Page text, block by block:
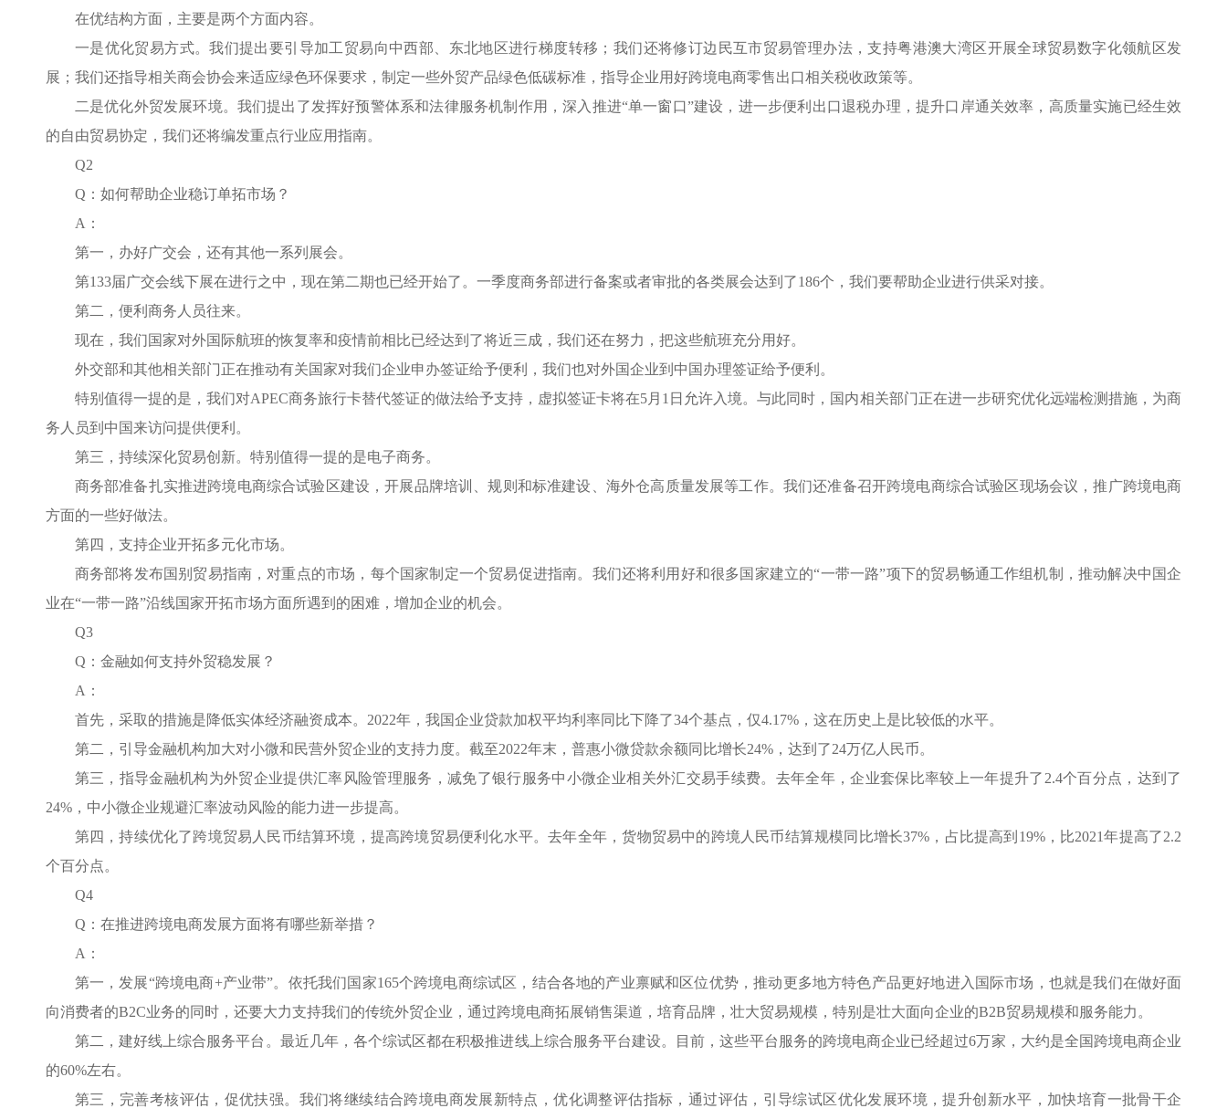
在优结构方面，主要是两个方面内容。
一是优化贸易方式。我们提出要引导加工贸易向中西部、东北地区进行梯度转移；我们还将修订边民互市贸易管理办法，支持粤港澳大湾区开展全球贸易数字化领航区发
展；我们还指导相关商会协会来适应绿色环保要求，制定一些外贸产品绿色低碳标准，指导企业用好跨境电商零售出口相关税收政策等。
二是优化外贸发展环境。我们提出了发挥好预警体系和法律服务机制作用，深入推进“单一窗口”建设，进一步便利出口退税办理，提升口岸通关效率，高质量实施已经生效
的自由贸易协定，我们还将编发重点行业应用指南。
Q2
Q：如何帮助企业稳订单拓市场？
A：
第一，办好广交会，还有其他一系列展会。
第133届广交会线下展在进行之中，现在第二期也已经开始了。一季度商务部进行备案或者审批的各类展会达到了186个，我们要帮助企业进行供采对接。
第二，便利商务人员往来。
现在，我们国家对外国际航班的恢复率和疫情前相比已经达到了将近三成，我们还在努力，把这些航班充分用好。
外交部和其他相关部门正在推动有关国家对我们企业申办签证给予便利，我们也对外国企业到中国办理签证给予便利。
特别值得一提的是，我们对APEC商务旅行卡替代签证的做法给予支持，虚拟签证卡将在5月1日允许入境。与此同时，国内相关部门正在进一步研究优化远端检测措施，为商
务人员到中国来访问提供便利。
第三，持续深化贸易创新。特别值得一提的是电子商务。
商务部准备扎实推进跨境电商综合试验区建设，开展品牌培训、规则和标准建设、海外仓高质量发展等工作。我们还准备召开跨境电商综合试验区现场会议，推广跨境电商
方面的一些好做法。
第四，支持企业开拓多元化市场。
商务部将发布国别贸易指南，对重点的市场，每个国家制定一个贸易促进指南。我们还将利用好和很多国家建立的“一带一路”项下的贸易畅通工作组机制，推动解决中国企
业在“一带一路”沿线国家开拓市场方面所遇到的困难，增加企业的机会。
Q3
Q：金融如何支持外贸稳发展？
A：
首先，采取的措施是降低实体经济融资成本。2022年，我国企业贷款加权平均利率同比下降了34个基点，仅4.17%，这在历史上是比较低的水平。
第二，引导金融机构加大对小微和民营外贸企业的支持力度。截至2022年末，普惠小微贷款余额同比增长24%，达到了24万亿人民币。
第三，指导金融机构为外贸企业提供汇率风险管理服务，减免了银行服务中小微企业相关外汇交易手续费。去年全年，企业套保比率较上一年提升了2.4个百分点，达到了
24%，中小微企业规避汇率波动风险的能力进一步提高。
第四，持续优化了跨境贸易人民币结算环境，提高跨境贸易便利化水平。去年全年，货物贸易中的跨境人民币结算规模同比增长37%，占比提高到19%，比2021年提高了2.2
个百分点。
Q4
Q：在推进跨境电商发展方面将有哪些新举措？
A：
第一，发展“跨境电商+产业带”。依托我们国家165个跨境电商综试区，结合各地的产业禀赋和区位优势，推动更多地方特色产品更好地进入国际市场，也就是我们在做好面
向消费者的B2C业务的同时，还要大力支持我们的传统外贸企业，通过跨境电商拓展销售渠道，培育品牌，壮大贸易规模，特别是壮大面向企业的B2B贸易规模和服务能力。
第二，建好线上综合服务平台。最近几年，各个综试区都在积极推进线上综合服务平台建设。目前，这些平台服务的跨境电商企业已经超过6万家，大约是全国跨境电商企业
的60%左右。
第三，完善考核评估，促优扶强。我们将继续结合跨境电商发展新特点，优化调整评估指标，通过评估，引导综试区优化发展环境，提升创新水平，加快培育一批骨干企